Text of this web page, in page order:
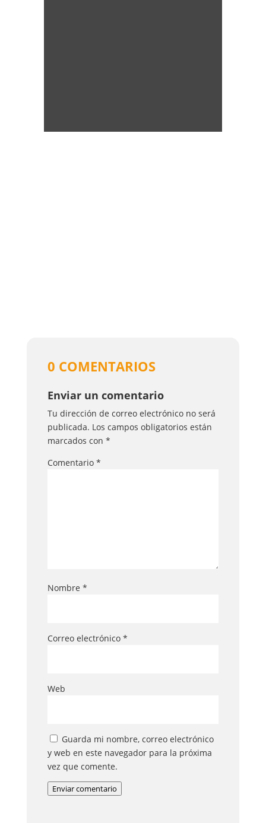
0 COMENTARIOS
Enviar un comentario
Tu dirección de correo electrónico no será
publicada. Los campos obligatorios están
marcados con *
Comentario *
Nombre *
Correo electrónico *
Web
Guarda mi nombre, correo electrónico
y web en este navegador para la próxima
vez que comente.
Enviar comentario